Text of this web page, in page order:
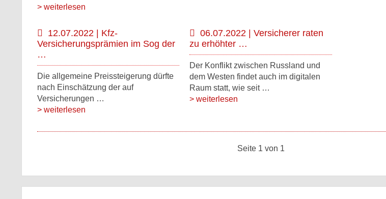
> weiterlesen
12.07.2022 | Kfz-
Versicherungsprämien im Sog der
…
Die allgemeine Preissteigerung dürfte
nach Einschätzung der auf
Versicherungen …
> weiterlesen
06.07.2022 | Versicherer raten
zu erhöhter …
Der Konflikt zwischen Russland und
dem Westen findet auch im digitalen
Raum statt, wie seit …
> weiterlesen
Seite 1 von 1